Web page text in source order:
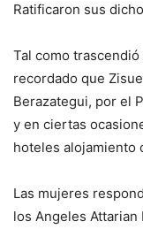
Ratificaron sus
Tal como
recordado que
Berazategui, por el
y en ciertas
hoteles alojamiento
Las mujeres
los Angeles